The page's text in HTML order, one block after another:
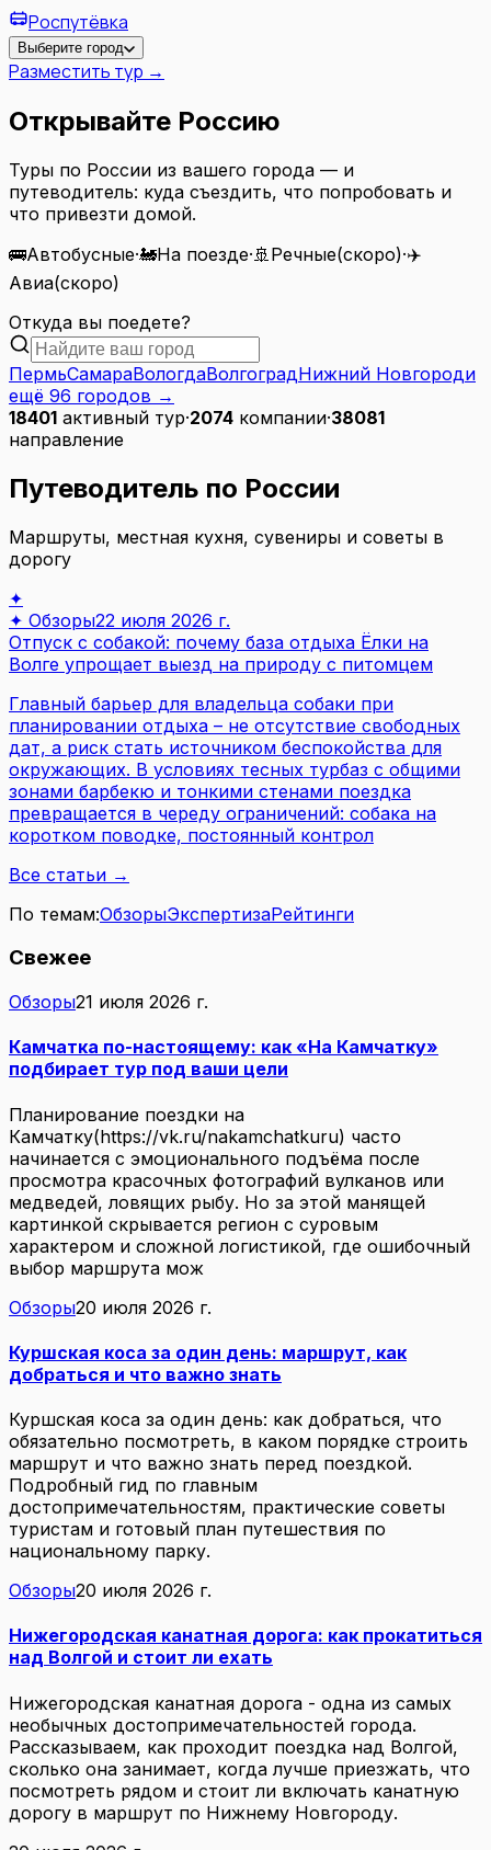
Роспутёвка
Выберите город
Разместить тур →
Открывайте Россию
Туры по России из вашего города — и
путеводитель: куда съездить, что попробовать и
что привезти домой.
🚌Автобусные·🚂На поезде· 🚢 Речные(скоро)·✈️
Авиа(скоро)
Откуда вы поедете?
ПермьСамараВологдаВолгоградНижний Новгороди
ещё 96 городов →
18401 активный тур·2074 компании·38081
направление
Путеводитель по России
Маршруты, местная кухня, сувениры и советы в
дорогу
✦
✦ Обзоры22 июля 2026 г.
Отпуск с собакой: почему база отдыха Ёлки на
Волге упрощает выезд на природу с питомцем
Главный барьер для владельца собаки при
планировании отдыха – не отсутствие свободных
дат, а риск стать источником беспокойства для
окружающих. В условиях тесных турбаз с общими
зонами барбекю и тонкими стенами поездка
превращается в череду ограничений: собака на
коротком поводке, постоянный контрол
Все статьи →
По темам:ОбзорыЭкспертизаРейтинги
Свежее
Обзоры21 июля 2026 г.
Камчатка по-настоящему: как «На Камчатку»
подбирает тур под ваши цели
Планирование поездки на
Камчатку(https://vk.ru/nakamchatkuru) часто
начинается с эмоционального подъёма после
просмотра красочных фотографий вулканов или
медведей, ловящих рыбу. Но за этой манящей
картинкой скрывается регион с суровым
характером и сложной логистикой, где ошибочный
выбор маршрута мож
Обзоры20 июля 2026 г.
Куршская коса за один день: маршрут, как
добраться и что важно знать
Куршская коса за один день: как добраться, что
обязательно посмотреть, в каком порядке строить
маршрут и что важно знать перед поездкой.
Подробный гид по главным
достопримечательностям, практические советы
туристам и готовый план путешествия по
национальному парку.
Обзоры20 июля 2026 г.
Нижегородская канатная дорога: как прокатиться
над Волгой и стоит ли ехать
Нижегородская канатная дорога - одна из самых
необычных достопримечательностей города.
Рассказываем, как проходит поездка над Волгой,
сколько она занимает, когда лучше приезжать, что
посмотреть рядом и стоит ли включать канатную
дорогу в маршрут по Нижнему Новгороду.